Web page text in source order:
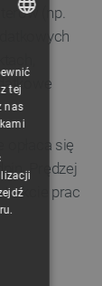
(np.
opłaca się
Prędzej
trakcie prac
tej
nas